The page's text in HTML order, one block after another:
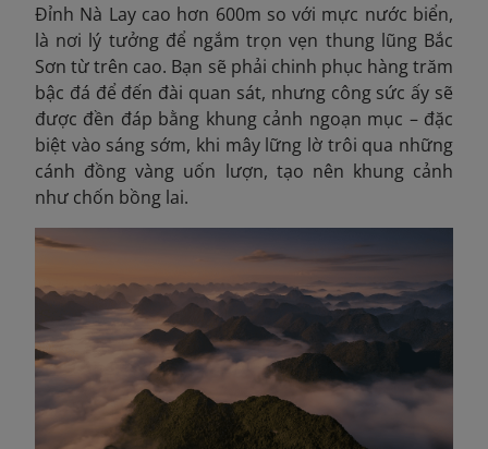
Đỉnh Nà Lay cao hơn 600m so với mực nước biển,
là nơi lý tưởng để ngắm trọn vẹn thung lũng Bắc
Sơn từ trên cao. Bạn sẽ phải chinh phục hàng trăm
bậc đá để đến đài quan sát, nhưng công sức ấy sẽ
được đền đáp bằng khung cảnh ngoạn mục – đặc
biệt vào sáng sớm, khi mây lững lờ trôi qua những
cánh đồng vàng uốn lượn, tạo nên khung cảnh
như chốn bồng lai.